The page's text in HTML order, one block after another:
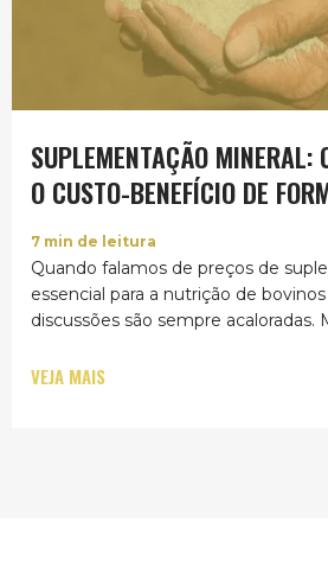
SUPLEMENTAÇÃO MINERAL:
O CUSTO-BENEFÍCIO DE
7 min de leitura
Quando falamos de preços de
essencial para a nutrição de
discussões são sempre acaloradas.
VEJA MAIS